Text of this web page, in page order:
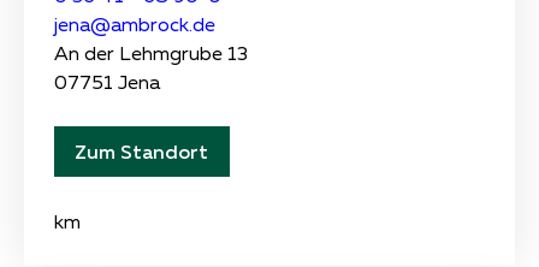
jena@ambrock.de
An der Lehmgrube 13
07751 Jena
Zum Standort
km